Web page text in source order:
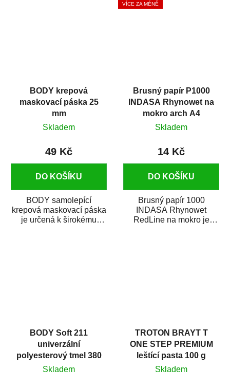
BODY krepová
maskovací páska 25
mm
Skladem
49 Kč
DO KOŠÍKU
BODY samolepící
krepová maskovací páska
je určená k širokému
VÍCE ZA MÉNĚ
Brusný papír P1000
INDASA Rhynowet na
mokro arch A4
Skladem
14 Kč
DO KOŠÍKU
Brusný papír 1000
INDASA Rhynowet
RedLine na mokro je
BODY Soft 211
univerzální
polyesterový tmel 380
g
Skladem
TROTON BRAYT T
ONE STEP PREMIUM
leštící pasta 100 g
Skladem